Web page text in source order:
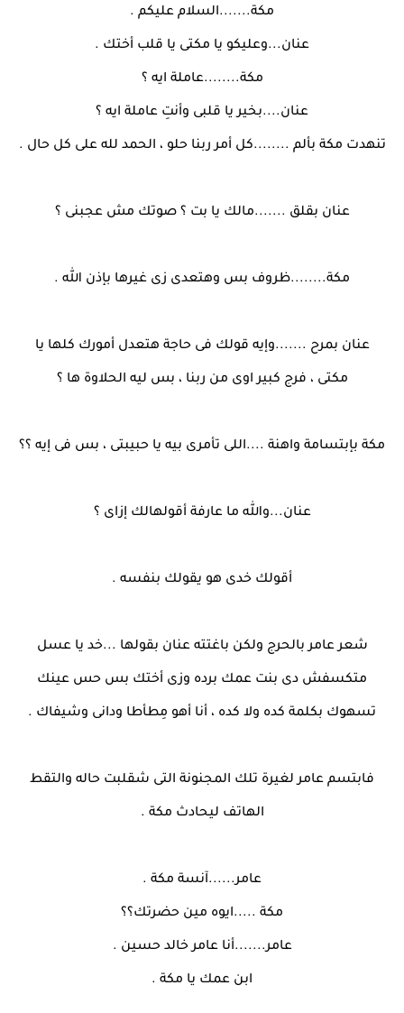
مكة.......السلام عليكم .
عنان...وعليكو يا مكتى يا قلب أختك .
مكة........عاملة ايه ؟
عنان....بخير يا قلبى وأنتِ عاملة ايه ؟
تنهدت مكة بألم ........كل أمر ربنا حلو ، الحمد لله على كل حال .
عنان بقلق .......مالك يا بت ؟ صوتك مش عجبنى ؟
مكة........ظروف بس وهتعدى زى غيرها بإذن الله .
عنان بمرح .......وإيه قولك فى حاجة هتعدل أمورك كلها يا
مكتى ، فرج كبير اوى من ربنا ، بس ليه الحلاوة ها ؟
مكة بإبتسامة واهنة ....اللى تأمرى بيه يا حبيبتى ، بس فى إيه ؟؟
عنان...والله ما عارفة أقولهالك إزاى ؟
أقولك خدى هو يقولك بنفسه .
شعر عامر بالحرج ولكن باغتته عنان بقولها ...خد يا عسل
متكسفش دى بنت عمك برده وزى أختك بس حس عينك
تسهوك بكلمة كده ولا كده ، أنا أهو مِطأطا ودانى وشيفاك .
فابتسم عامر لغيرة تلك المجنونة التى شقلبت حاله والتقط
الهاتف ليحادث مكة .
عامر......آنسة مكة .
مكة .....ايوه مين حضرتك؟؟
عامر.......أنا عامر خالد حسين .
ابن عمك يا مكة .